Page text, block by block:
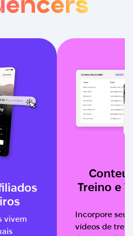
vivem
Treino e
Incorpore
vídeos de